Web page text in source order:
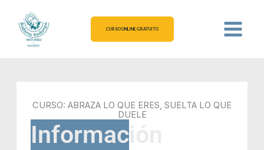
contenido
CURSO ONLINE GRATUITO
CURSO: ABRAZA LO QUE ERES, SUELTA LO QUE
DUELE
Información